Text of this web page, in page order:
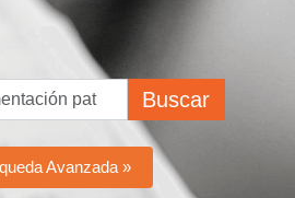
Buscar
Avanzada »